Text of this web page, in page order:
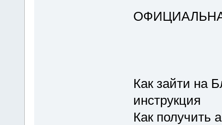
Как зайти на
инструкция
Как получить